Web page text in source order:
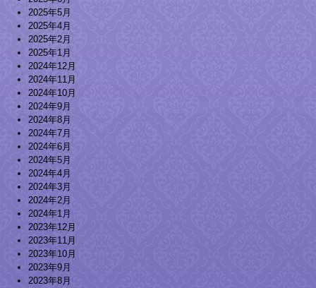
2025年5月
2025年4月
2025年2月
2025年1月
2024年12月
2024年11月
2024年10月
2024年9月
2024年8月
2024年7月
2024年6月
2024年5月
2024年4月
2024年3月
2024年2月
2024年1月
2023年12月
2023年11月
2023年10月
2023年9月
2023年8月